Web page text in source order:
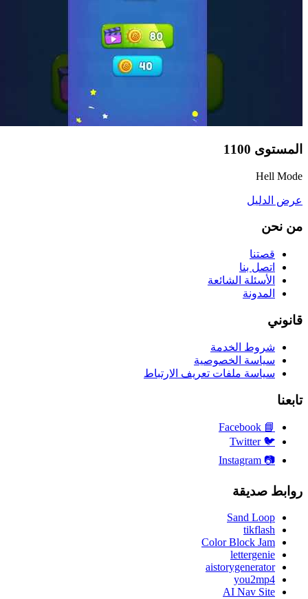
المستوى 1100
Hell Mode
عرض الدليل
من نحن
قصتنا
اتصل بنا
الأسئلة الشائعة
المدونة
قانوني
شروط الخدمة
سياسة الخصوصية
سياسة ملفات تعريف الارتباط
تابعنا
📘
🐦
Twitter
📷
روابط صديقة
Sand Loop
tikflash
Color Block Jam
lettergenie
aistorygenerator
you2mp4
AI Nav Site